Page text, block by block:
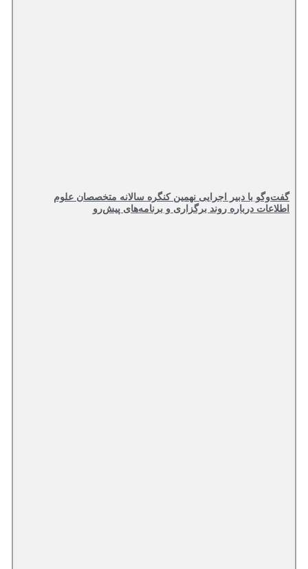
گفت‌وگو با دبیر اجرایی نهمین کنگره سالانه متخصصان علوم
اطلاعات درباره روند برگزاری و برنامه‌های پیش‌رو